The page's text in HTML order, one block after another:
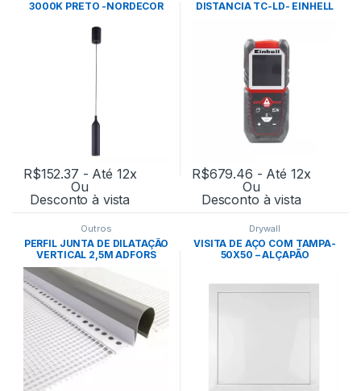
3000K PRETO -NORDECOR
R$152.37 - Até 12x
Ou
Desconto à vista
DISTANCIA TC-LD- EINHELL
R$679.46 - Até 12x
Ou
Desconto à vista
Outros
PERFIL JUNTA DE DILATAÇÃO
VERTICAL 2,5M ADFORS
Drywall
VISITA DE AÇO COM TAMPA-
50X50 – ALÇAPÃO